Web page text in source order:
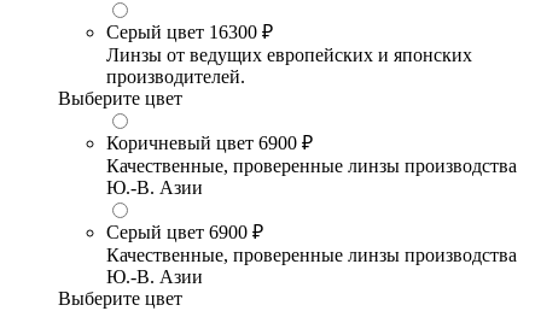
Серый цвет 16300 ₽
Линзы от ведущих европейских и японских
производителей.
Выберите цвет
Коричневый цвет 6900 ₽
Качественные, проверенные линзы производства
Ю.-В. Азии
Серый цвет 6900 ₽
Качественные, проверенные линзы производства
Ю.-В. Азии
Выберите цвет